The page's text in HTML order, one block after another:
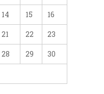
14 15 16
21 22 23
28 29 30